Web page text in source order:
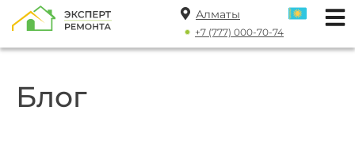
Алматы
+7 (777) 000-70-74
Блог